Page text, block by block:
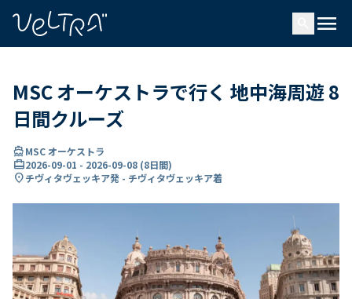
menu
MSC オーケストラで行く 地中海周遊 8
日間クルーズ
directions_boatMSC オーケストラ
card_travel2026-09-01 - 2026-09-08 (8日間)
location_onチヴィタヴェッキア発 - チヴィタヴェッキア着